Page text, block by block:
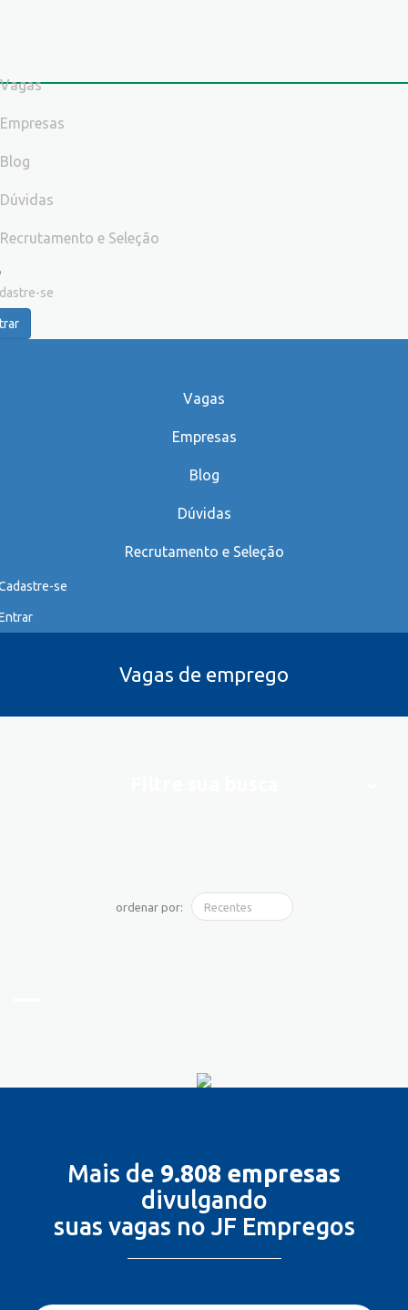
Vagas
Empresas
Blog
Dúvidas
Recrutamento e Seleção
se
Vagas
Empresas
Blog
Dúvidas
Recrutamento e Seleção
se
Vagas de emprego
ordenar por:
Mais de 9.808 empresas
divulgando
suas vagas no JF Empregos